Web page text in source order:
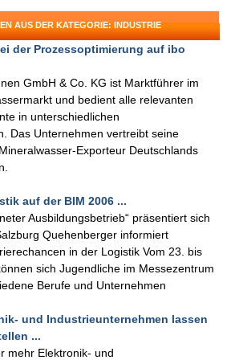
AUS DER KATEGORIE: INDUSTRIE
der Prozessoptimierung auf ibo
GmbH & Co. KG ist Marktführer im
und bedient alle relevanten
in unterschiedlichen
Das Unternehmen vertreibt seine
Exporteur Deutschlands
auf der BIM 2006 ...
Ausbildungsbetrieb“ präsentiert sich
Quehenberger informiert
in der Logistik Vom 23. bis
sich Jugendliche im Messezentrum
Berufe und Unternehmen
und Industrieunternehmen lassen
...
mehr Elektronik- und